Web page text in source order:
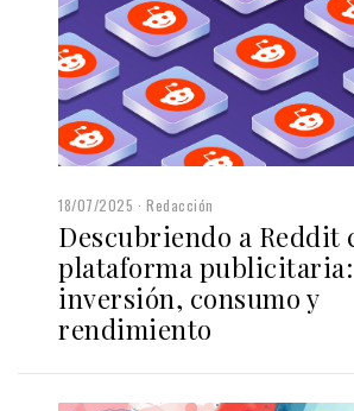
18/07/2025 Redacción
Descubriendo a Reddit
plataforma publicitaria:
inversión, consumo y
rendimiento